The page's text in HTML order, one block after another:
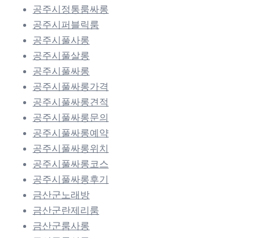
공주시정통룸싸롱
공주시퍼블릭룸
공주시풀사롱
공주시풀살롱
공주시풀싸롱
공주시풀싸롱가격
공주시풀싸롱견적
공주시풀싸롱문의
공주시풀싸롱예약
공주시풀싸롱위치
공주시풀싸롱코스
공주시풀싸롱후기
금산군노래방
금산군란제리룸
금산군룸사롱